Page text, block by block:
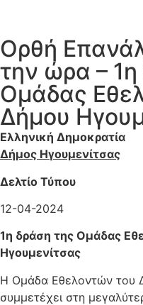
Ορθή
την ώρα –
Ομάδας
Δήμου
Ελληνική Δημοκρατία
Δήμος Ηγουμενίτσας
Δελτίο Τύπου
12-04-2024
1η δράση της Ομάδας
Ηγουμενίτσας
Η Oμάδα Εθελοντών του
συμμετέχει στη